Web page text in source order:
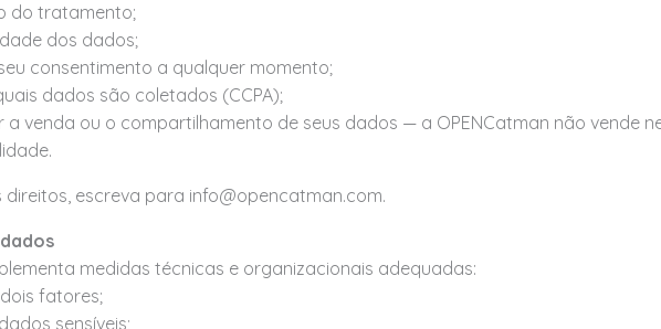
do tratamento;
dos dados;
consentimento a qualquer momento;
dados são coletados (CCPA);
a venda ou o compartilhamento de seus dados — a OPENCatman não vende
direitos, escreva para info@opencatman.com.
medidas técnicas e organizacionais adequadas:
fatores;
sensíveis;